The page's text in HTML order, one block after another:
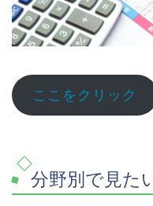
ここをクリック
分野別で見た